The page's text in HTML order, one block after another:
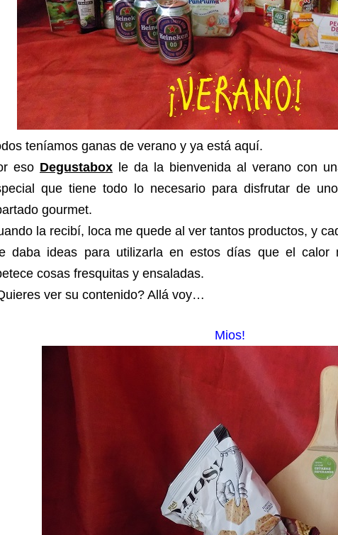
teníamos ganas de verano y ya está aquí.
eso Degustabox le da la bienvenida al verano con
que tiene todo lo necesario para disfrutar de
gourmet.
la recibí, loca me quede al ver tantos productos, y
daba ideas para utilizarla en estos días que el
cosas fresquitas y ensaladas.
ver su contenido? Allá voy…
Mios!